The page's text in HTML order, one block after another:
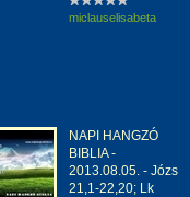
miclauselisabeta
NAPI HANGZÓ
BIBLIA -
2013.08.05. - Józs
21,1-22,20; Lk